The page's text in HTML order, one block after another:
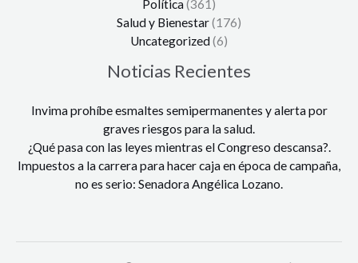
Política(361)
Salud y Bienestar(176)
Uncategorized(6)
Noticias Recientes
Invima prohíbe esmaltes semipermanentes y alerta por
graves riesgos para la salud.
¿Qué pasa con las leyes mientras el Congreso descansa?.
Impuestos a la carrera para hacer caja en época de campaña,
no es serio: Senadora Angélica Lozano.